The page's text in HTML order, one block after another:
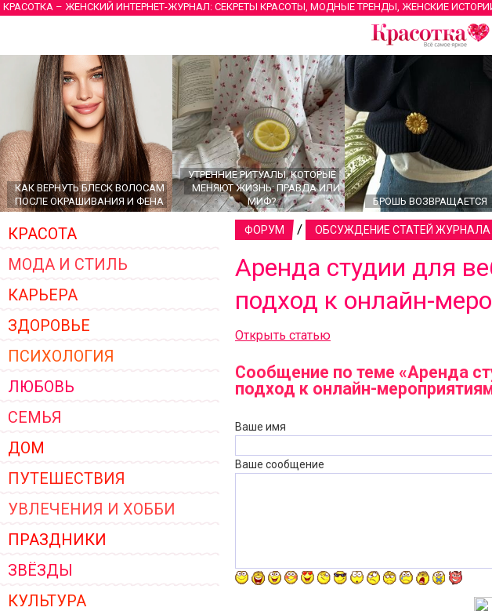
КРАСОТКА – ЖЕНСКИЙ ИНТЕРНЕТ-ЖУРНАЛ: СЕКРЕТЫ КРАСОТЫ, МОДНЫЕ ТРЕНДЫ, ЖЕНСКИЕ
КАК ВЕРНУТЬ БЛЕСК ВОЛОСАМ
ПОСЛЕ ОКРАШИВАНИЯ И ФЕНА
УТРЕННИЕ РИТУАЛЫ, КОТОРЫЕ
МЕНЯЮТ ЖИЗНЬ: ПРАВДА ИЛИ
МИФ?
БРОШЬ ВОЗВРАЩАЕТСЯ
ГЛАВНЫЕ ТРЕНДЫ ВЕРХНЕЙ
ЖЕНСКОЙ ОДЕЖДЫ 2026
КРАСОТА
МОДА И СТИЛЬ
КАРЬЕРА
ЗДОРОВЬЕ
ПСИХОЛОГИЯ
ЛЮБОВЬ
СЕМЬЯ
ДОМ
ПУТЕШЕСТВИЯ
УВЛЕЧЕНИЯ И ХОББИ
ПРАЗДНИКИ
ЗВЁЗДЫ
КУЛЬТУРА
ФОРУМ / ОБСУЖДЕНИЕ СТАТЕЙ ЖУРНАЛА
Аренда студии для
подход к онлайн-
Открыть статью
Сообщение по теме «Аренда
подход к онлайн-
Ваше имя
Ваше сообщение